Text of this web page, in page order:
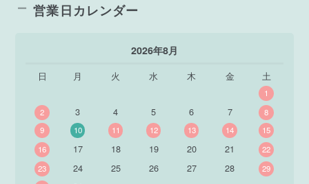
営業日カレンダー
2026年8月
日 月 火 水 木 金 土
1
2
3 4 5 6 7
8
9
10 11 12 13 14
15
16
17 18 19 20 21
22
23
24 25 26 27 28
29